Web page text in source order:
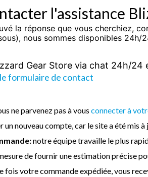
l'assistance
la réponse que vous cherchiez,
nous sommes disponibles 24h/
Gear Store via chat 24h/24
formulaire de contact
ne parvenez pas à vous connecter à
un nouveau compte, car le site a été mis à
notre équipe travaille le plus
de fournir une estimation précise
fois votre commande expédiée, vous